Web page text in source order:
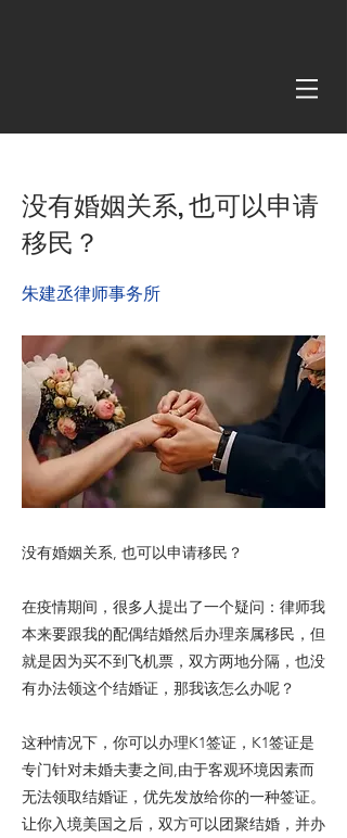
没有婚姻关系, 也可以申请
移民？
朱建丞律师事务所
没有婚姻关系, 也可以申请移民？
在疫情期间，很多人提出了一个疑问：律师我
本来要跟我的配偶结婚然后办理亲属移民，但
就是因为买不到飞机票，双方两地分隔，也没
有办法领这个结婚证，那我该怎么办呢？
这种情况下，你可以办理K1签证，K1签证是
专门针对未婚夫妻之间,由于客观环境因素而
无法领取结婚证，优先发放给你的一种签证。
让你入境美国之后，双方可以团聚结婚，并办